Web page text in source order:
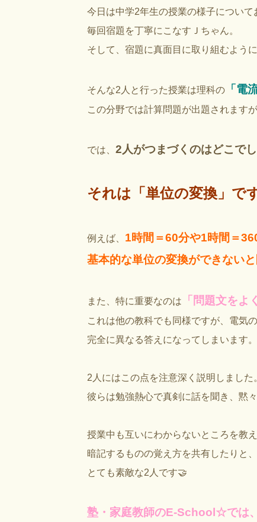
今日は中学2年生の授業の様子について
毎回宿題を丁寧にこなすＪちゃん。
そして、宿題に真面目に取り組むよう
そんな2人と行った授業は理科の 「電
この分野では計算問題が出題されます
では、 2人がつまづくのはどこで
それは「単位の変換」です
例えば、 1時間＝60分や1時間＝
基本的な単位の変換ができない
また、特に重要なのは 「問題文をよ
これは他の教科でも同様ですが、電気
完全に異なる答えになってしまいます。
2人にはこの点を注意深く説明しました
彼らは勉強熱心で真剣に話を聞き、黙
授業中も互いにわからないところを教え
暗記するものの覚え方を共有したりと
とても素敵な2人です🤝
塾・家庭教師のE-School☆では、